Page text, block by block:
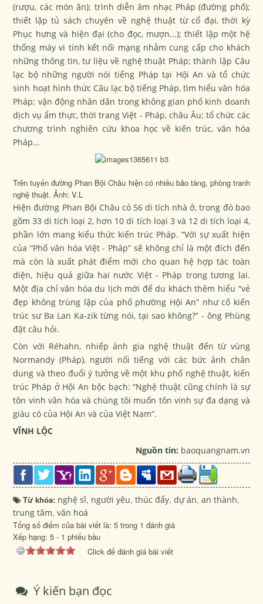
(rượu, các món ăn); trình diễn âm nhạc Pháp (đường phố);
thiết lập tủ sách chuyên về nghệ thuật từ cổ đại, thời kỳ
Phục hưng và hiện đại (cho đọc, mượn...); thiết lập một hệ
thống máy vi tính kết nối mạng nhằm cung cấp cho khách
những thông tin, tư liệu về nghệ thuật Pháp; thành lập Câu
lạc bộ những người nói tiếng Pháp tại Hội An và tổ chức
sinh hoạt hình thức Câu lạc bộ tiếng Pháp, tìm hiểu văn hóa
Pháp; vận động nhân dân trong không gian phố kinh doanh
dịch vụ ẩm thực, thời trang Việt - Pháp, châu Âu; tổ chức các
chương trình nghiên cứu khoa học về kiến trúc, văn hóa
Pháp...
Trên tuyến đường Phan Bội Châu hiện có nhiều bảo tàng, phòng tranh
nghệ thuật. Ảnh: V.L
Hiện đường Phan Bội Châu có 56 di tích nhà ở, trong đó bao
gồm 33 di tích loại 2, hơn 10 di tích loại 3 và 12 di tích loại 4,
phần lớn mang kiểu thức kiến trúc Pháp. “Với sự xuất hiện
của “Phố văn hóa Việt - Pháp” sẽ không chỉ là một đích đến
mà còn là xuất phát điểm mới cho quan hệ hợp tác toàn
diện, hiệu quả giữa hai nước Việt - Pháp trong tương lai.
Một địa chỉ văn hóa du lịch mới để du khách thêm hiểu “vẻ
đẹp không trùng lặp của phố phường Hội An” như cố kiến
trúc sư Ba Lan Ka-zik từng nói, tại sao không?” - ông Phùng
đặt câu hỏi.
Còn với Réhahn, nhiếp ảnh gia nghệ thuật đến từ vùng
Normandy (Pháp), người nổi tiếng với các bức ảnh chân
dung và theo đuổi ý tưởng về một khu phố nghệ thuật, kiến
trúc Pháp ở Hội An bộc bạch: “Nghệ thuật cũng chính là sự
tôn vinh văn hóa và chúng tôi muốn tôn vinh sự đa dạng và
giàu có của Hội An và của Việt Nam”.
VĨNH LỘC
Nguồn tin: baoquangnam.vn
Từ khóa: nghệ sĩ, người yêu,thúc đẩy,dự án,an thành,
trung tâm,văn hoá
Tổng số điểm của bài viết là: 5 trong 1 đánh giá
Xếp hạng:5 - 1 phiếu bầu
Click để đánh giá bài viết
Ý kiến bạn đọc